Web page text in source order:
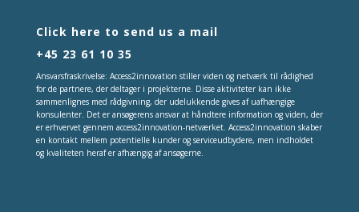
Click here to send us a mail
+45 23 61 10 35
Ansvarsfraskrivelse: Access2innovation stiller viden og netværk til rådighed
for de partnere, der deltager i projekterne. Disse aktiviteter kan ikke
sammenlignes med rådgivning, der udelukkende gives af uafhængige
konsulenter. Det er ansøgerens ansvar at håndtere information og viden, der
er erhvervet gennem access2innovation-netværket. Access2innovation skaber
en kontakt mellem potentielle kunder og serviceudbydere, men indholdet
og kvaliteten heraf er afhængig af ansøgerne.